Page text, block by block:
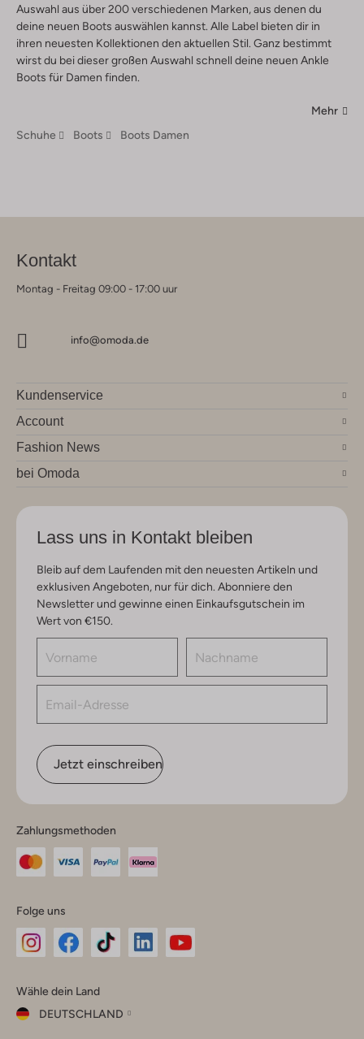
Auswahl aus über 200 verschiedenen Marken, aus denen du
deine neuen Boots auswählen kannst. Alle Label bieten dir in
ihren neuesten Kollektionen den aktuellen Stil. Ganz bestimmt
wirst du bei dieser großen Auswahl schnell deine neuen Ankle
Boots für Damen finden.
Mehr
Schuhe
Boots Boots Damen
Kontakt
Montag - Freitag 09:00 - 17:00 uur
info@omoda.de
Kundenservice
Account
Fashion News
bei Omoda
Lass uns in Kontakt bleiben
Bleib auf dem Laufenden mit den neuesten Artikeln und
exklusiven Angeboten, nur für dich. Abonniere den
Newsletter und gewinne einen Einkaufsgutschein im
Wert von €150.
Jetzt einschreiben
Zahlungsmethoden
Folge uns
Instagram
Facebook
TikTok
Wähle dein Land
DEUTSCHLAND